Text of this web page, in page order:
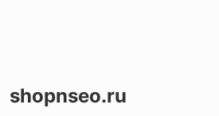
shopnseo.ru